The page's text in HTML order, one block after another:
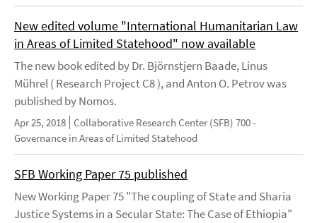
New edited volume "International Humanitarian Law
in Areas of Limited Statehood" now available
The new book edited by Dr. Björnstjern Baade, Linus
Mührel ( Research Project C8 ), and Anton O. Petrov was
published by Nomos.
Apr 25, 2018 Collaborative Research Center (SFB) 700 -
Governance in Areas of Limited Statehood
SFB Working Paper 75 published
New Working Paper 75 "The coupling of State and Sharia
Justice Systems in a Secular State: The Case of Ethiopia"